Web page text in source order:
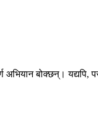
अभियान बोक्छन्।